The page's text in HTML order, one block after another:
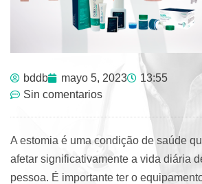
bddb mayo 5, 2023
13:55
Sin comentarios
A estomia é uma condição de saúde
afetar significativamente a vida diária
pessoa. É importante ter o